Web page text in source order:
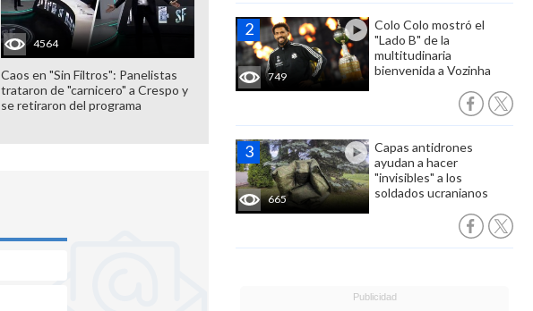
749
Colo Colo mostró el
"Lado B" de la
multitudinaria
bienvenida a Vozinha
665
Capas antidrones
ayudan a hacer
"invisibles" a los
soldados ucranianos
4564
Caos en "Sin Filtros": Panelistas
trataron de "carnicero" a Crespo y
se retiraron del programa